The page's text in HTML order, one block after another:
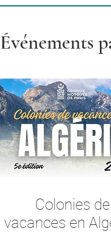
Événements
Colonies de
vacances en